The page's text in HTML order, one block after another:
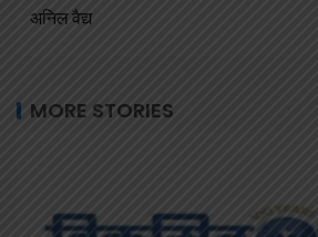
अनिल वैद्य
MORE STORIES